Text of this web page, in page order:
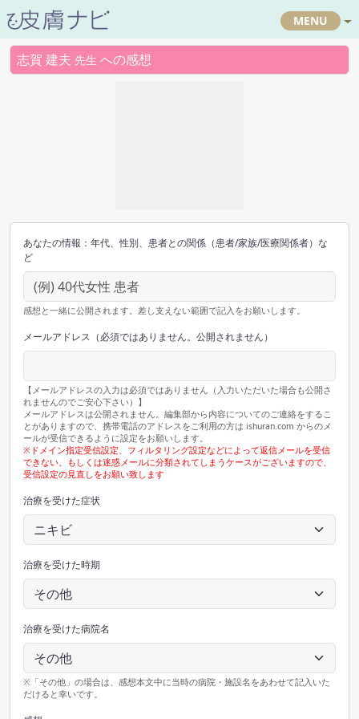
MENU
志賀 建夫 先生 への感想
あなたの情報：年代、性別、患者との関係（患者/家族/医療関係者）な
ど
感想と一緒に公開されます。差し支えない範囲で記入をお願いします。
メールアドレス（必須ではありません。公開されません）
【メールアドレスの入力は必須ではありません（入力いただいた場合も公開さ
れませんのでご安心下さい）】
メールアドレスは公開されません。編集部から内容についてのご連絡をするこ
とがありますので、携帯電話のアドレスをご利用の方は ishuran.com からのメ
ールが受信できるように設定をお願いします。
※ドメイン指定受信設定、フィルタリング設定などによって返信メールを受信
できない、もしくは迷惑メールに分類されてしまうケースがございますので、
受信設定の見直しをお願い致します
治療を受けた症状
治療を受けた時期
治療を受けた病院名
※「その他」の場合は、感想本文中に当時の病院・施設名をあわせて記入いた
だけると幸いです。